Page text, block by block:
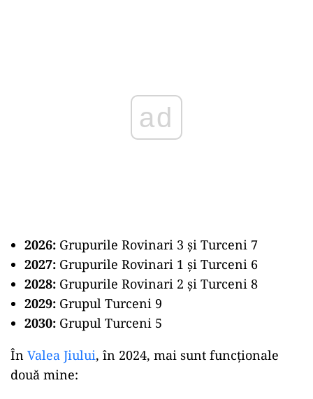
2026: Grupurile Rovinari 3 și Turceni 7
2027: Grupurile Rovinari 1 și Turceni 6
2028: Grupurile Rovinari 2 și Turceni 8
2029: Grupul Turceni 9
2030: Grupul Turceni 5
În Valea Jiului, în 2024, mai sunt funcționale
două mine: